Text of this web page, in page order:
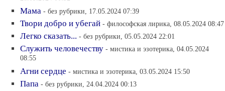
Мама - без рубрики, 17.05.2024 07:39
Твори добро и убегай - философская лирика, 08.05.2024 08:47
Легко сказать... - без рубрики, 05.05.2024 22:01
Служить человечеству - мистика и эзотерика, 04.05.2024
08:55
Агни сердце - мистика и эзотерика, 03.05.2024 15:50
Папа - без рубрики, 24.04.2024 00:13